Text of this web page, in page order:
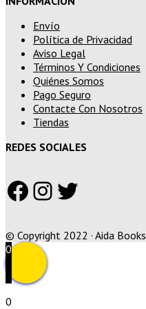
Envío
Política de Privacidad
Aviso Legal
Términos Y Condiciones
Quiénes Somos
Pago Seguro
Contacte Con Nosotros
Tiendas
REDES SOCIALES
Facebook
Instagram
Twitter
© Copyright 2022 · Aida Books
0
0